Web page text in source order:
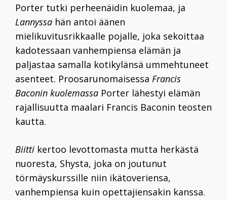
Porter tutki perheenäidin kuolemaa, ja
Lannyssa hän antoi äänen
mielikuvitusrikkaalle pojalle, joka sekoittaa
kadotessaan vanhempiensa elämän ja
paljastaa samalla kotikylänsä ummehtuneet
asenteet. Proosarunomaisessa Francis
Baconin kuolemassa Porter lähestyi elämän
rajallisuutta maalari Francis Baconin teosten
kautta.
Biitti kertoo levottomasta mutta herkästä
nuoresta, Shysta, joka on joutunut
törmäyskurssille niin ikätoveriensa,
vanhempiensa kuin opettajiensakin kanssa.